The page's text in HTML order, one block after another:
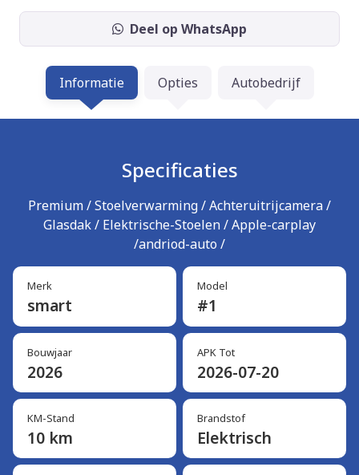
Deel op WhatsApp
Informatie Opties Autobedrijf
Specificaties
Premium / Stoelverwarming / Achteruitrijcamera /
Glasdak / Elektrische-Stoelen / Apple-carplay
/andriod-auto /
Merk
smart
Model
#1
Bouwjaar
2026
APK Tot
2026-07-20
KM-Stand
10 km
Brandstof
Elektrisch